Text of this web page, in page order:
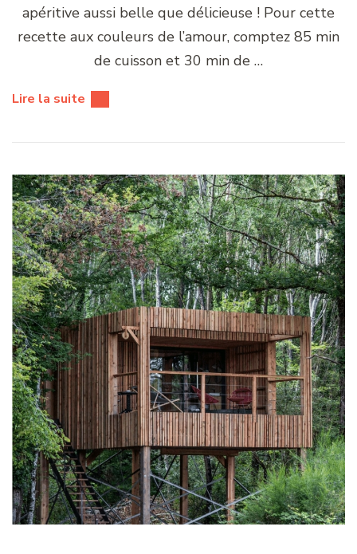
apéritive aussi belle que délicieuse ! Pour cette
recette aux couleurs de l’amour, comptez 85 min
de cuisson et 30 min de …
Lire la suite